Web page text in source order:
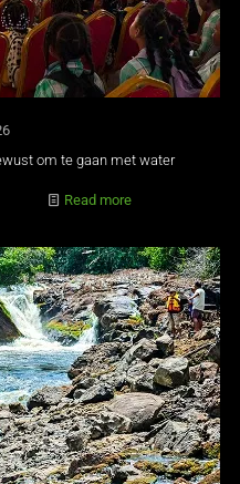
om te gaan met water
Read more